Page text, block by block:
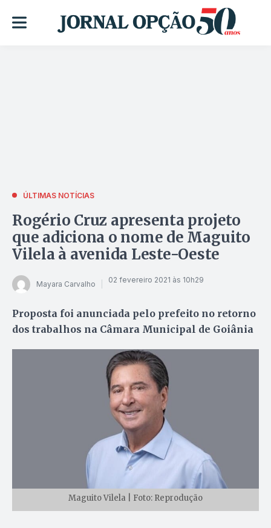
ÚLTIMAS NOTÍCIAS
Rogério Cruz apresenta projeto
que adiciona o nome de Maguito
Vilela à avenida Leste-Oeste
Mayara Carvalho 02 fevereiro 2021 às 10h29
Proposta foi anunciada pelo prefeito no retorno
dos trabalhos na Câmara Municipal de Goiânia
Maguito Vilela | Foto: Reprodução